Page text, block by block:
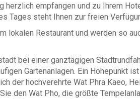
empfangen und zu Ihrem
Tages steht Ihnen zur freien
Restaurant und werden so
bei einer ganztägigen
Gartenanlagen. Ein Höhepunkt
der hochverehrte Wat Phra Kaeo,
den Wat Pho, die größte